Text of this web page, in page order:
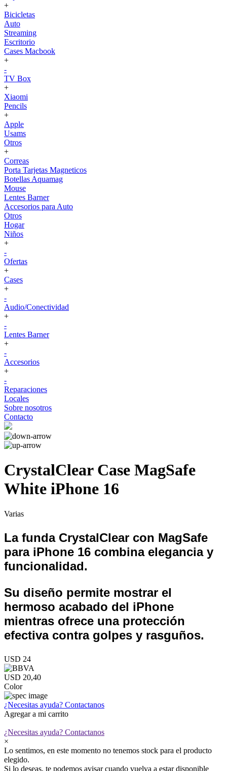
+
Bicicletas
Auto
Streaming
Escritorio
Cases Macbook
+
-
TV Box
+
Xiaomi
Pencils
+
Apple
Usams
Otros
+
Correas
Porta Tarjetas Magneticos
Botellas Aquamag
Mouse
Lentes Barner
Accesorios para Auto
Otros
Hogar
Niños
+
-
Ofertas
+
Cases
+
-
Audio/Conectividad
+
-
Lentes Barner
+
-
Accesorios
+
-
Reparaciones
Locales
Sobre nosotros
Contacto
CrystalClear Case MagSafe
White iPhone 16
Varias
La funda CrystalClear con MagSafe
para iPhone 16 combina elegancia y
funcionalidad.
Su diseño permite mostrar el
hermoso acabado del iPhone
mientras ofrece una protección
efectiva contra golpes y rasguños.
USD 24
USD 20,40
Color
¿Necesitas ayuda? Contactanos
Agregar a mi carrito
¿Necesitas ayuda? Contactanos
×
Lo sentimos, en este momento no tenemos stock para el producto
elegido.
Si lo deseas, te podemos avisar cuando vuelva a estar disponible